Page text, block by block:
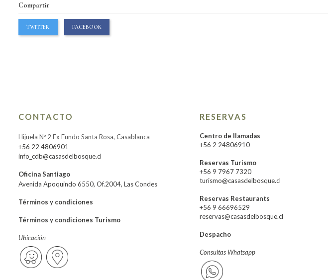
Compartir
TWITTER FACEBOOK
CONTACTO
Hijuela Nº 2 Ex Fundo Santa Rosa, Casablanca
+56 22 4806901
info_cdb@casasdelbosque.cl
Oficina Santiago
Avenida Apoquindo 6550, Of.2004, Las Condes
Términos y condiciones
Términos y condiciones Turismo
Ubicación
RESERVAS
Centro de llamadas
+56 2 24806910
Reservas Turismo
+56 9 7967 7320
turismo@casasdelbosque.cl
Reservas Restaurants
+56 9 66696529
reservas@casasdelbosque.cl
Despacho
Consultas Whatsapp